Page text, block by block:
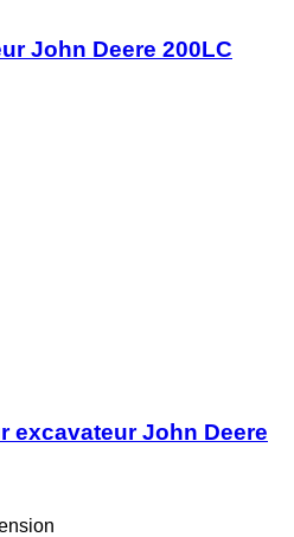
John Deere 200LC
excavateur John Deere